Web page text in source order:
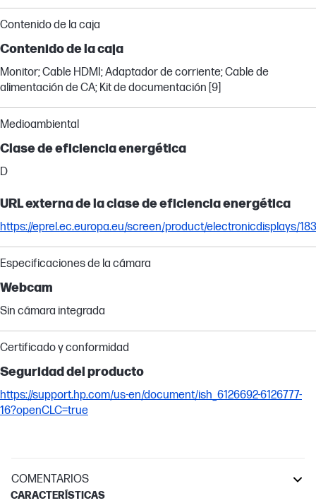
Contenido de la caja
Contenido de la caja
Monitor; Cable HDMI; Adaptador de corriente; Cable de
alimentación de CA; Kit de documentación [9]
Medioambiental
Clase de eficiencia energética
D
URL externa de la clase de eficiencia energética
https://eprel.ec.europa.eu/screen/product/electronicdisplays/
Especificaciones de la cámara
Webcam
Sin cámara integrada
Certificado y conformidad
Seguridad del producto
https://support.hp.com/us-en/document/ish_6126692-6126777-
16?openCLC=true
COMENTARIOS
CARACTERÍSTICAS